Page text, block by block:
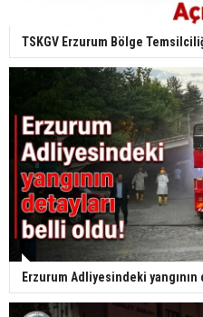
TSKGV Erzurum Bölge
Erzurum Adliyesindeki